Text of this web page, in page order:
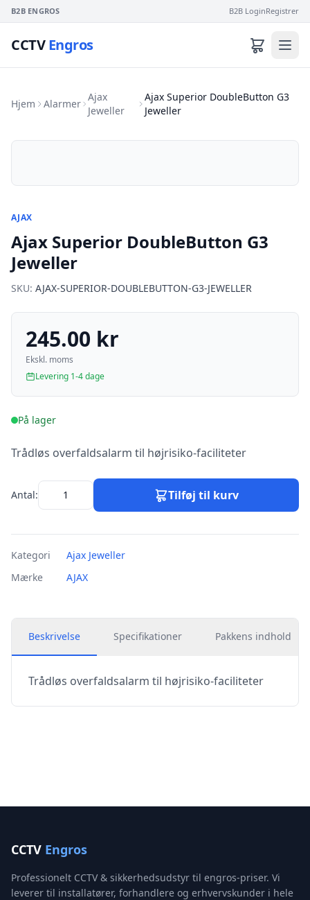
B2B ENGROS B2B LoginRegistrer
CCTVEngros
Hjem Alarmer
Ajax
Jeweller
Ajax Superior DoubleButton G3
Jeweller
AJAX
Ajax Superior DoubleButton G3
Jeweller
SKU: AJAX-SUPERIOR-DOUBLEBUTTON-G3-JEWELLER
245.00 kr
Ekskl. moms
Levering 1-4 dage
På lager
Trådløs overfaldsalarm til højrisiko-faciliteter
Antal: Tilføj til kurv
Kategori
Ajax Jeweller
Mærke
AJAX
Beskrivelse Specifikationer Pakkens indhold
Trådløs overfaldsalarm til højrisiko-faciliteter
CCTV Engros
Professionelt CCTV & sikkerhedsudstyr til engros-priser. Vi
leverer til installatører, forhandlere og erhvervskunder i hele